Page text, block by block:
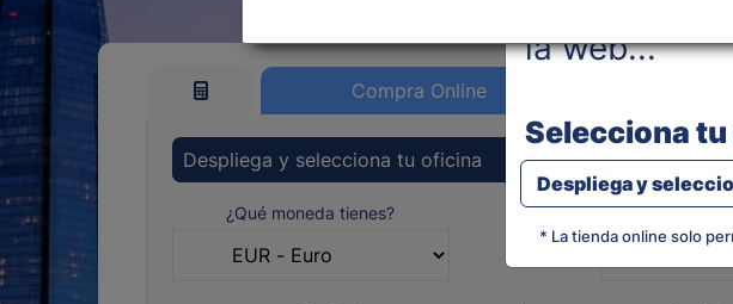
la web...
Selecciona
Despliega y
* La tienda online solo
Compra Online
Despliega y selecciona tu oficina
¿Qué moneda tienes? ¿Qué